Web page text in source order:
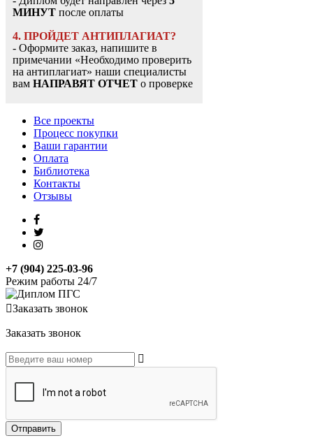
МИНУТ после оплаты
4. ПРОЙДЕТ АНТИПЛАГИАТ?
- Оформите заказ, напишите в
примечании «Необходимо проверить
на антиплагиат» наши специалисты
вам НАПРАВЯТ ОТЧЕТ о проверке
Все проекты
Процесс покупки
Ваши гарантии
Оплата
Библиотека
Контакты
Отзывы
+7 (904) 225-03-96
Режим работы 24/7
Заказать звонок
Заказать звонок